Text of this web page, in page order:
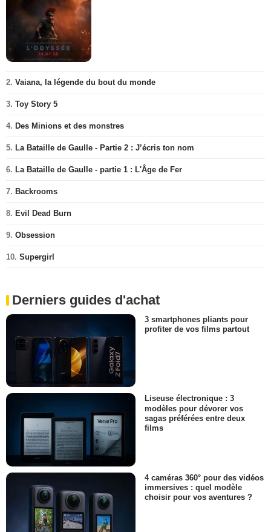
2. Vaiana, la légende du bout du monde
3. Toy Story 5
4. Des Minions et des monstres
5. La Bataille de Gaulle - Partie 2 : J’écris ton nom
6. La Bataille de Gaulle - partie 1 : L'Âge de Fer
7. Backrooms
8. Evil Dead Burn
9. Obsession
10. Supergirl
Derniers guides d'achat
3 smartphones pliants pour
profiter de vos films partout
Liseuse électronique : 3
modèles pour dévorer vos
sagas préférées entre deux
films
4 caméras 360° pour des vidéos
immersives : quel modèle
choisir pour vos aventures ?